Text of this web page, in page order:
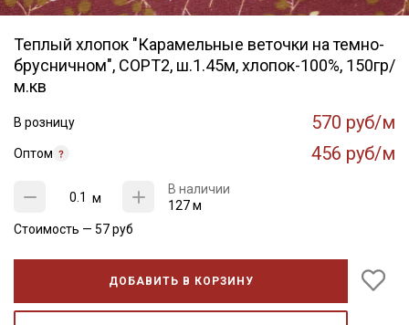
Теплый хлопок "Карамельные веточки на темно-
брусничном", СОРТ2, ш.1.45м, хлопок-100%, 150гр/
м.кв
В розницу 570 руб/м
Оптом 456 руб/м
м
В наличии
127 м
Стоимость — 57руб
ДОБАВИТЬ В КОРЗИНУ